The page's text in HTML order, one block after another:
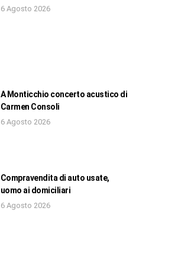
6 Agosto 2026
A Monticchio concerto acustico di
Carmen Consoli
6 Agosto 2026
Compravendita di auto usate,
uomo ai domiciliari
6 Agosto 2026